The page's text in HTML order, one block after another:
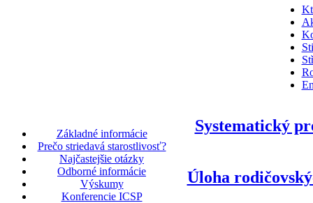
Základné informácie
Prečo striedavá starostlivosť?
Najčastejšie otázky
Odborné informácie
Výskumy
Konferencie ICSP
Systematický
Úloha